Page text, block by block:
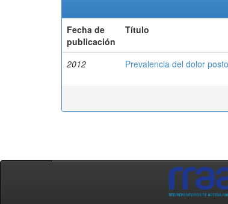
Fecha de
publicación
Título
2012 Prevalencia del dolor